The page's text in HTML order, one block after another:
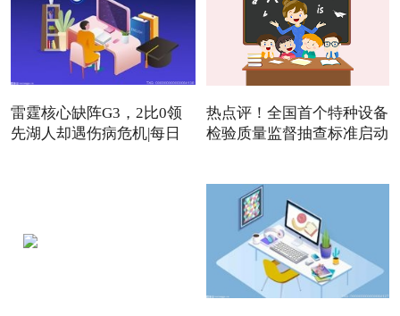
雷霆核心缺阵G3，2比0领
先湖人却遇伤病危机|每日
热点评！全国首个特种设备
检验质量监督抽查标准启动